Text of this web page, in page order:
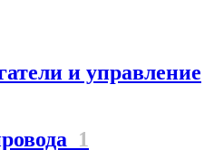
и управление
1